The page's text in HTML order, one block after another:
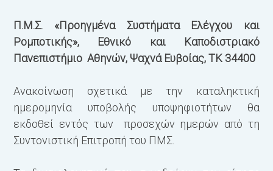
Π.Μ.Σ. «Προηγμένα Συστήματα Ελέγχου και
Ρομποτικής», Εθνικό και Καποδιστριακό
Πανεπιστήμιο Αθηνών, Ψαχνά Ευβοίας, ΤΚ 34400
Ανακοίνωση σχετικά με την καταληκτική
ημερομηνία υποβολής υποψηφιοτήτων θα
εκδοθεί εντός των προσεχών ημερών από τη
Συντονιστική Επιτροπή του ΠΜΣ.